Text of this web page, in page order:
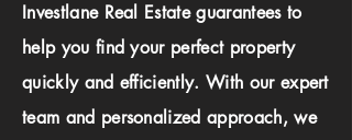
Investlane Real Estate guarantees to
help you find your perfect property
quickly and efficiently. With our expert
team and personalized approach, we